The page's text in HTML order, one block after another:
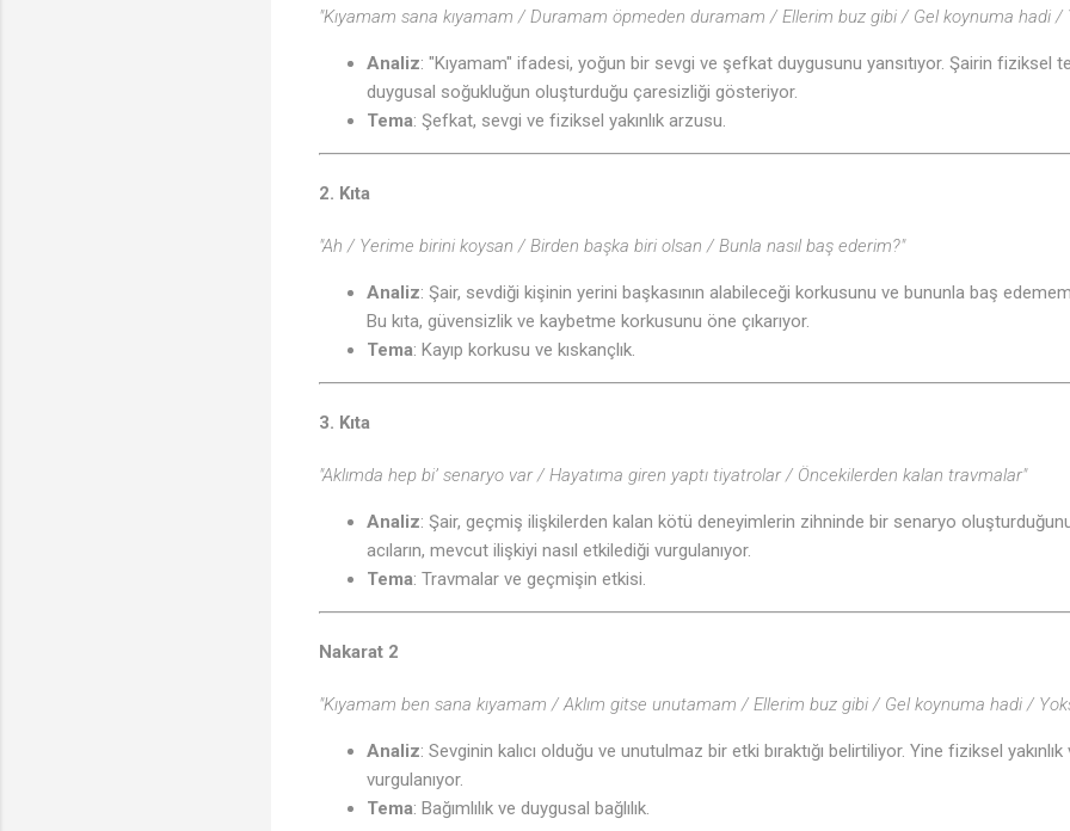
"Kıyamam sana kıyamam / Duramam öpmeden duramam / Ellerim buz gibi / Gel koynuma hadi /
Analiz: "Kıyamam" ifadesi, yoğun bir sevgi ve şefkat duygusunu yansıtıyor. Şairin fiziksel
duygusal soğukluğun oluşturduğu çaresizliği gösteriyor.
Tema: Şefkat, sevgi ve fiziksel yakınlık arzusu.
2. Kıta
"Ah / Yerime birini koysan / Birden başka biri olsan / Bunla nasıl baş ederim?"
Analiz: Şair, sevdiği kişinin yerini başkasının alabileceği korkusunu ve bununla baş
Bu kıta, güvensizlik ve kaybetme korkusunu öne çıkarıyor.
Tema: Kayıp korkusu ve kıskançlık.
3. Kıta
"Aklımda hep bi’ senaryo var / Hayatıma giren yaptı tiyatrolar / Öncekilerden kalan travmalar"
Analiz: Şair, geçmiş ilişkilerden kalan kötü deneyimlerin zihninde bir senaryo
acıların, mevcut ilişkiyi nasıl etkilediği vurgulanıyor.
Tema: Travmalar ve geçmişin etkisi.
Nakarat 2
"Kıyamam ben sana kıyamam / Aklım gitse unutamam / Ellerim buz gibi / Gel koynuma hadi /
Analiz: Sevginin kalıcı olduğu ve unutulmaz bir etki bıraktığı belirtiliyor. Yine fiziksel yakınlık
vurgulanıyor.
Tema: Bağımlılık ve duygusal bağlılık.
♫